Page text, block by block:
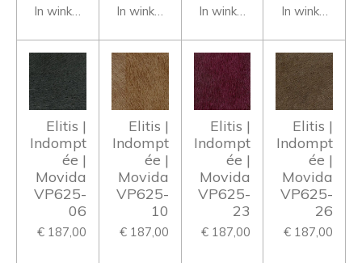
In winkelwagenIn winkelwagenIn winkelwagenIn
Elitis |
Indompt
ée |
Movida
VP625-
06
€ 187,00
Elitis |
Indompt
ée |
Movida
VP625-
10
€ 187,00
Elitis |
Indompt
ée |
Movida
VP625-
23
€ 187,00
Elitis |
Indompt
ée |
Movida
VP625-
26
€ 187,00